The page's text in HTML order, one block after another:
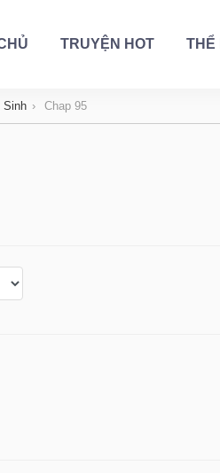
TRUYỆN HOT THỂ
Sinh Chap 95